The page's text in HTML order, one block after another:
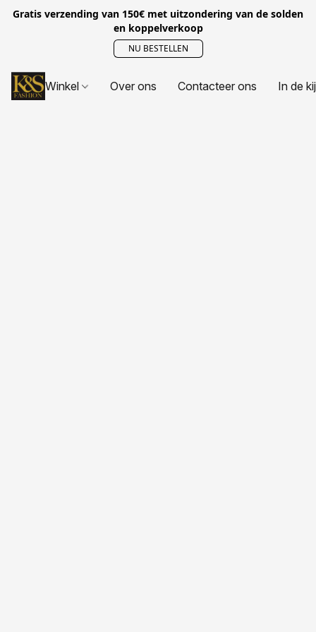
Gratis verzending van 150€ met uitzondering van de solden
en koppelverkoop
NU BESTELLEN
Winkel Over ons Contacteer ons In de